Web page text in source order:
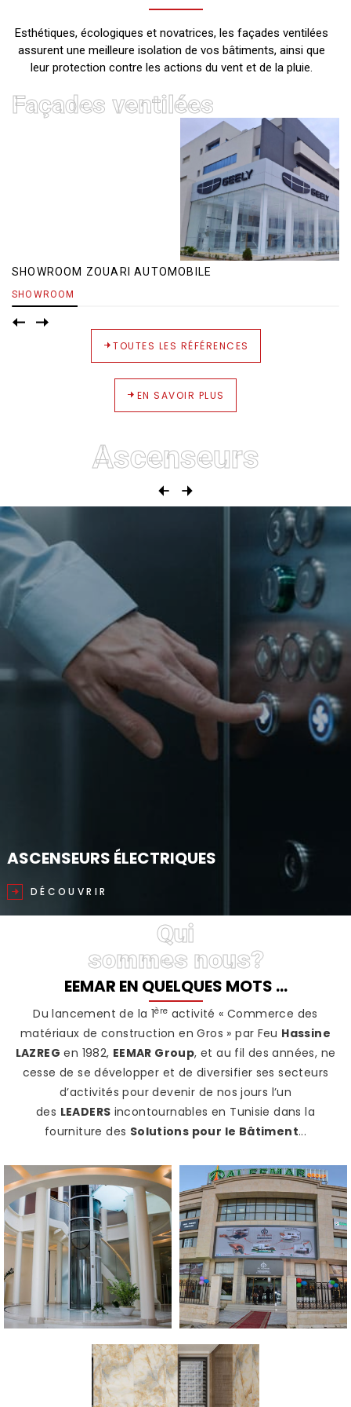
Esthétiques, écologiques et novatrices, les façades ventilées
assurent une meilleure isolation de vos bâtiments, ainsi que
leur protection contre les actions du vent et de la pluie.
Façades ventilées
SHOWROOM ZOUARI AUTOMOBILE
SHOWROOM
TOUTES LES RÉFÉRENCES
EN SAVOIR PLUS
Ascenseurs
ASCENSEURS ÉLECTRIQUES
DÉCOUVRIR
EEMAR EN QUELQUES MOTS …
Qui
sommes nous?
Du lancement de la 1ère activité « Commerce des
matériaux de construction en Gros » par Feu Hassine
LAZREG en 1982, EEMAR Group, et au fil des années, ne
cesse de se développer et de diversifier ses secteurs
d’activités pour devenir de nos jours l’un
des LEADERS incontournables en Tunisie dans la
fourniture des Solutions pour le Bâtiment...